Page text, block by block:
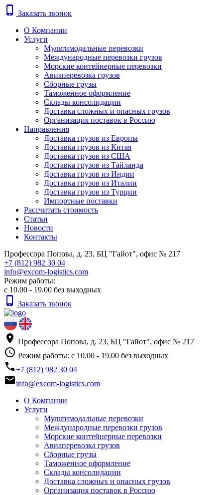
phone_iphone
Заказать звонок
О Компании
Услуги
Мультимодальные перевозки
Международные перевозки грузов
Морские контейнерные перевозки
Авиаперевозка грузов
Сборные грузы
Таможенное оформление
Склады консолидации
Доставка сложных и опасных грузов
Организация поставок в Россию
Направления
Доставка грузов из Европы
Доставка грузов из Китая
Доставка грузов из США
Доставка грузов из Тайланда
Доставка грузов из Индии
Доставка грузов из Италии
Доставка грузов из Турции
Импортные поставки
Рассчитать стоимость
Статьи
Новости
Контакты
Профессора Попова, д. 23, БЦ "Гайот", офис № 217
+7 (812) 982 30 04
info@excom-logistics.com
Режим работы:
с 10.00 - 19.00 без выходных
phone_iphone Заказать звонок
place Профессора Попова, д. 23, БЦ "Гайот", офис № 217
access_time Режим работы: с 10.00 - 19.00 без выходных
phone+7 (812) 982 30 04
emailinfo@excom-logistics.com
О Компании
Услуги
Мультимодальные перевозки
Международные перевозки грузов
Морские контейнерные перевозки
Авиаперевозка грузов
Сборные грузы
Таможенное оформление
Склады консолидации
Доставка сложных и опасных грузов
Организация поставок в Россию